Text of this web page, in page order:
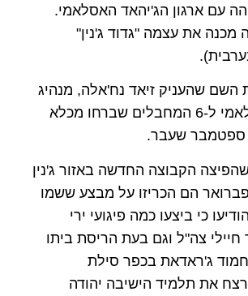
עם ארגון הג'יהאד האסלאמי.
את עצמה "גדוד ג'נין"
השם שהעניק זיאד נח'אלה, מנהיג
הג'יהאד האסלאמי ל-6 המחבלים שברחו מכלא
ספטמבר שעבר.
הקבוצה החדשה באזור ג'נין
וב-14 בפברואר הם הכריזו על מבצע ששמו
כי ביצעו כמה פיגועי ירי
חיילי צה"ל וגם בעת הריסת ביתו
ג'ראדאת בכפר סילת
את תלמיד הישיבה יהודה